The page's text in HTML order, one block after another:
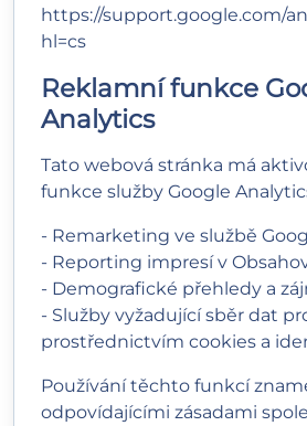
https://support.google.com/
hl=cs
Reklamní funkce
Analytics
Tato webová stránka má
funkce služby Google
- Remarketing ve službě
- Reporting impresí v
- Demografické přehledy a
- Služby vyžadující sběr dat
prostřednictvím cookies a
Používání těchto funkcí
odpovídajícími zásadami